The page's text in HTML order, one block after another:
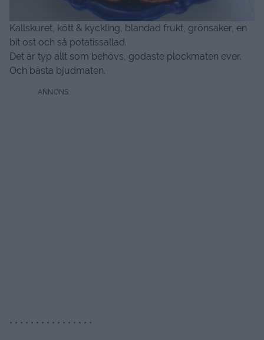
Kallskuret, kött & kyckling, blandad frukt, grönsaker, en
bit ost och så potatissallad.
Det är typ allt som behövs, godaste plockmaten ever.
Och bästa bjudmaten.
* * * * * * * * * * * * * * * *